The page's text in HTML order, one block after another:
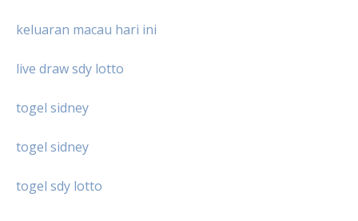
keluaran macau hari ini
live draw sdy lotto
togel sidney
togel sidney
togel sdy lotto